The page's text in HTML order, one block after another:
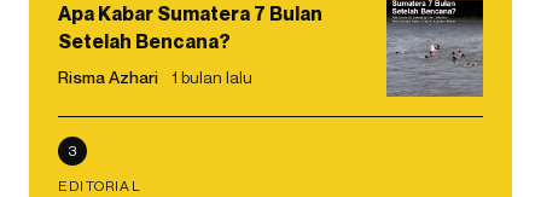
Apa Kabar Sumatera 7 Bulan
Setelah Bencana?
Risma Azhari 1 bulan lalu
3
EDITORIAL